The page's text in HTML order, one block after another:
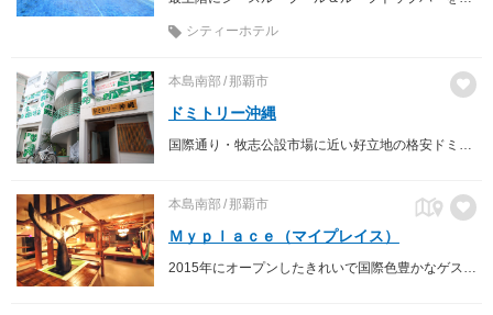
シティーホテル
本島南部 那覇市
ドミトリー沖縄
本島南部 那覇市
Ｍｙｐｌａｃｅ（マイプレイス）